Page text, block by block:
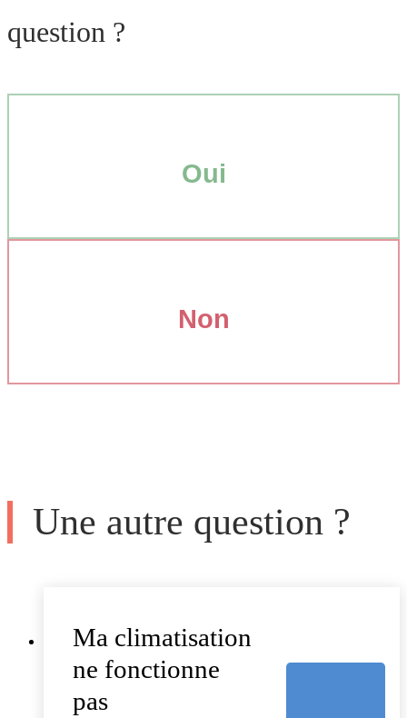
question ?
Oui
Non
Une autre question ?
Ma climatisation
ne fonctionne
pas